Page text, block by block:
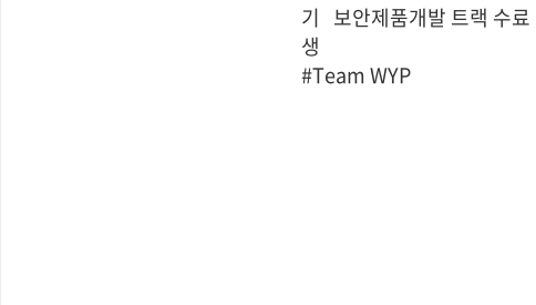
기   보안제품개발 트랙 수료
생
#Team WYP